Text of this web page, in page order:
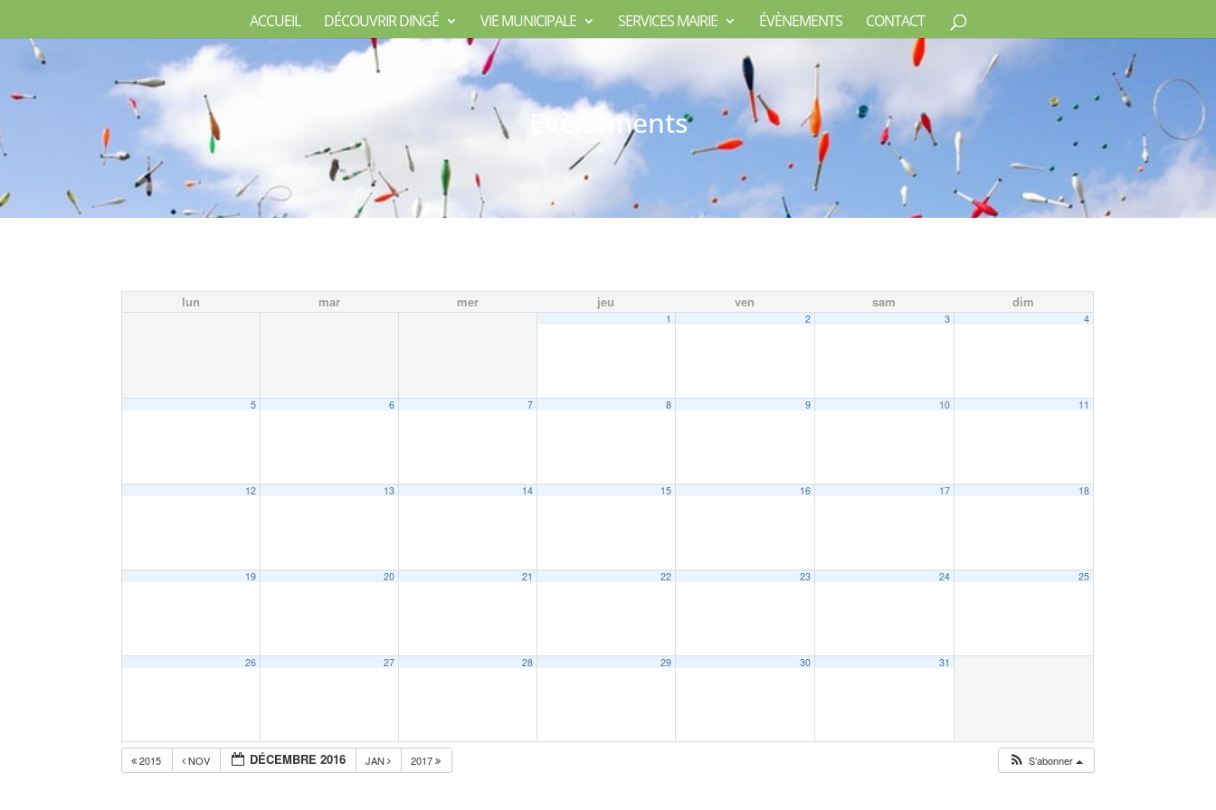
ACCUEIL DÉCOUVRIR DINGÉ VIE MUNICIPALE SERVICES MAIRIE ÉVÈNEMENTS CONTACT
Evènements
lun mar mer jeu ven sam dim
1 2 3 4
5 6 7 8 9 10 11
12 13 14 15 16 17 18
19 20 21 22 23 24 25
26 27 28 29 30 31
2015 NOV DÉCEMBRE 2016 JAN 2017 S’abonner